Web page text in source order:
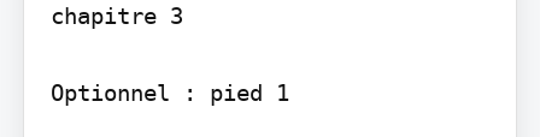
chapitre 3
Optionnel : pied 1